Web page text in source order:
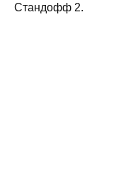
Стандофф 2.